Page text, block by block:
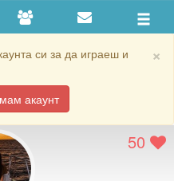
×
си за да играеш и
акаунт
50